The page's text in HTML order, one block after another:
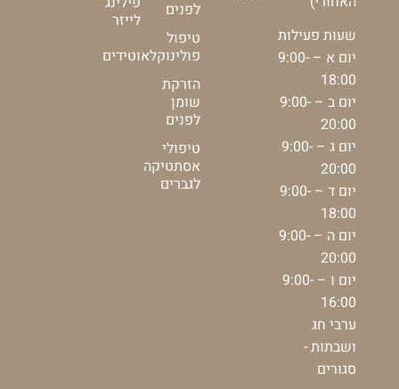
שעות פעילות
יום א – 9:00-
18:00
יום ב – 9:00-
20:00
יום ג – 9:00-
20:00
יום ד – 9:00-
18:00
יום ה – 9:00-
20:00
יום ו – 9:00-
16:00
ערבי חג
ושבתות -
סגורים
לפנים
טיפול
פולינוקלאוטידים
הזרקת
שומן
לפנים
טיפולי
אסתטיקה
לגברים
לייזר